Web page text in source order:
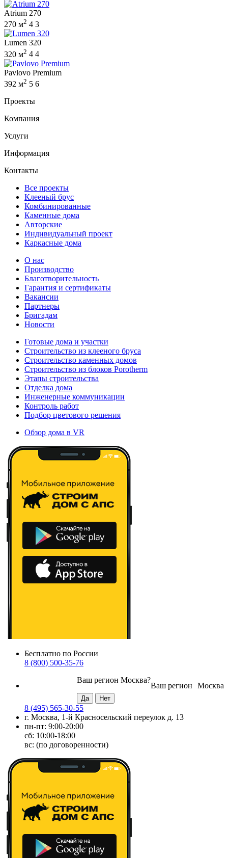
Atrium 270
270 м2 4 3
Lumen 320
320 м2 4 4
Pavlovo Premium
392 м2 5 6
Проекты
Компания
Услуги
Информация
Контакты
Все проекты
Клееный брус
Комбинированные
Каменные дома
Авторские
Индивидуальный проект
Каркасные дома
О нас
Производство
Благотворительность
Гарантия и сертификаты
Вакансии
Партнеры
Бригадам
Новости
Готовые дома и участки
Строительство из клееного бруса
Строительство каменных домов
Строительство из блоков Porotherm
Этапы строительства
Отделка дома
Инженерные коммуникации
Контроль работ
Подбор цветового решения
Обзор дома в VR
Бесплатно по России
8 (800) 500-35-76
Москва
Ваш регион
Ваш регион Москва?
8 (495) 565-30-55
г. Москва, 1-й Красносельский переулок д. 13
пн-пт: 9:00-20:00
сб: 10:00-18:00
вс: (по договоренности)